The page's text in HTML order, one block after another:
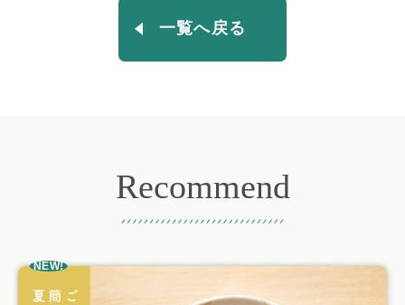
一覧へ戻る
Recommend
NEW!